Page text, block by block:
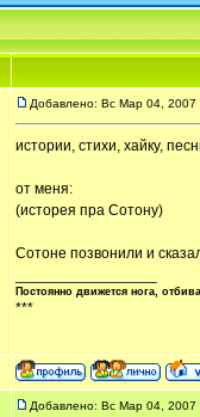
Добавлено: Вс Мар 04, 2007
истории, стихи, хайку,
от меня:
(исторея пра Сотону)
Сотоне позвонили и
Постоянно движется нога,
***
Добавлено: Вс Мар 04, 2007